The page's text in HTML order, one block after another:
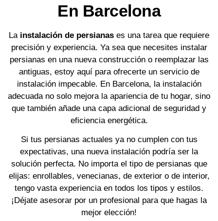
En Barcelona
La instalación de persianas es una tarea que requiere
precisión y experiencia. Ya sea que necesites instalar
persianas en una nueva construcción o reemplazar las
antiguas, estoy aquí para ofrecerte un servicio de
instalación impecable. En Barcelona, la instalación
adecuada no solo mejora la apariencia de tu hogar, sino
que también añade una capa adicional de seguridad y
eficiencia energética.
Si tus persianas actuales ya no cumplen con tus
expectativas, una nueva instalación podría ser la
solución perfecta. No importa el tipo de persianas que
elijas: enrollables, venecianas, de exterior o de interior,
tengo vasta experiencia en todos los tipos y estilos.
¡Déjate asesorar por un profesional para que hagas la
mejor elección!